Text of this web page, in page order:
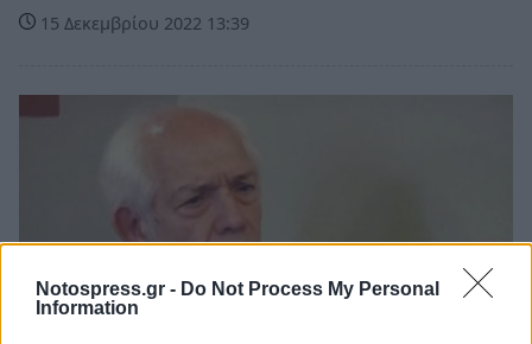
Notospress.gr - Do Not Process My Personal
Information
15 Δεκεμβρίου 2022 13:39